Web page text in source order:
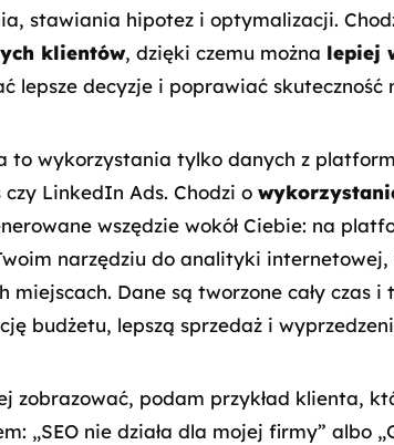
stawiania hipotez i optymalizacji.
klientów, dzięki czemu można lepiej
lepsze decyzje i poprawiać skuteczność
to wykorzystania tylko danych z
czy LinkedIn Ads. Chodzi o
wszędzie wokół Ciebie: na
narzędziu do analityki internetowej,
miejscach. Dane są tworzone cały czas
budżetu, lepszą sprzedaż i
zobrazować, podam przykład klienta,
„SEO nie działa dla mojej firmy” albo